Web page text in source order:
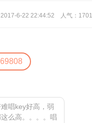
6-22 22:44:52 人气： 1701
唱key好高，弱
么高。。。。唱